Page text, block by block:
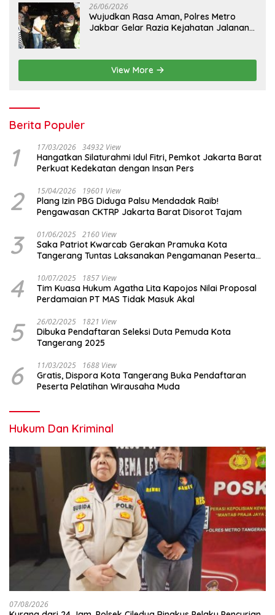
26/06/2026
Wujudkan Rasa Aman, Polres Metro
Jakbar Gelar Razia Kejahatan Jalanan
View More
Berita Populer
1 17/03/2026 34932 View
Hangatkan Silaturahmi Idul Fitri, Pemkot Jakarta Barat
Perkuat Kedekatan dengan Insan Pers
2 15/04/2026 19601 View
Plang Izin PBG Diduga Palsu Mendadak Raib!
Pengawasan CKTRP Jakarta Barat Disorot Tajam
3 01/06/2025 2160 View
Saka Patriot Kwarcab Gerakan Pramuka Kota
Tangerang Tuntas Laksanakan Pengamanan Peserta
4 10/07/2025 1857 View
Tim Kuasa Hukum Agatha Lita Kapojos Nilai Proposal
Perdamaian PT MAS Tidak Masuk Akal
5 26/02/2025 1821 View
Dibuka Pendaftaran Seleksi Duta Pemuda Kota
Tangerang 2025
6 11/03/2025 1688 View
Gratis, Dispora Kota Tangerang Buka Pendaftaran
Peserta Pelatihan Wirausaha Muda
Hukum Dan Kriminal
07/08/2026